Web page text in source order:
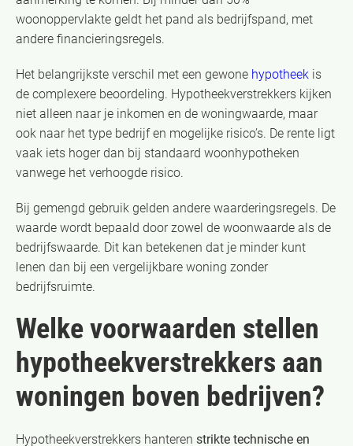
woonoppervlakte geldt het pand als bedrijfspand, met
andere financieringsregels.
Het belangrijkste verschil met een gewone hypotheek is
de complexere beoordeling. Hypotheekverstrekkers kijken
niet alleen naar je inkomen en de woningwaarde, maar
ook naar het type bedrijf en mogelijke risico’s. De rente ligt
vaak iets hoger dan bij standaard woonhypotheken
vanwege het verhoogde risico.
Bij gemengd gebruik gelden andere waarderingsregels. De
waarde wordt bepaald door zowel de woonwaarde als de
bedrijfswaarde. Dit kan betekenen dat je minder kunt
lenen dan bij een vergelijkbare woning zonder
bedrijfsruimte.
Welke voorwaarden stellen
hypotheekverstrekkers aan
woningen boven bedrijven?
Hypotheekverstrekkers hanteren strikte technische en